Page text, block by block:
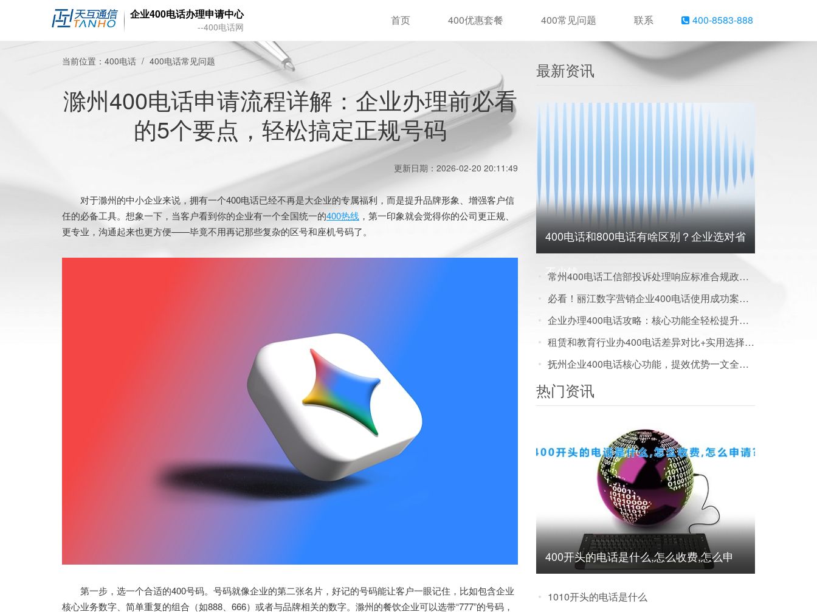
企业400电话办理申请中心
--400电话网 首页 400优惠套餐 400常见问题 联系 400-8583-888
当前位置： 400电话 400电话常见问题
滁州400电话申请流程详解：企业办理前必看
的5个要点，轻松搞定正规号码
更新日期：2026-02-20 20:11:49
对于滁州的中小企业来说，拥有一个400电话已经不再是大企业的专属福利，而是提升品牌形象、增强客户信
任的必备工具。想象一下，当客户看到你的企业有一个全国统一的400热线 ，第一印象就会觉得你的公司更正规、
更专业，沟通起来也更方便——毕竟不用再记那些复杂的区号和座机号码了。
第一步，选一个合适的400号码。号码就像企业的第二张名片，好记的号码能让客户一眼记住，比如包含企业
核心业务数字、简单重复的组合（如888、666）或者与品牌相关的数字。滁州的餐饮企业可以选带“777”的号码，
最新资讯
400电话和800电话有啥区别？企业选对省
不少钱
常州400电话工信部投诉处理响应标准合规政策一文读懂
必看！丽江数字营销企业400电话使用成功案例及效果分享
企业办理400电话攻略：核心功能全轻松提升服务水平
租赁和教育行业办400电话差异对比+实用选择建议
抚州企业400电话核心功能，提效优势一文全解析
热门资讯
400开头的电话是什么,怎么收费,怎么申
请?
1010开头的电话是什么